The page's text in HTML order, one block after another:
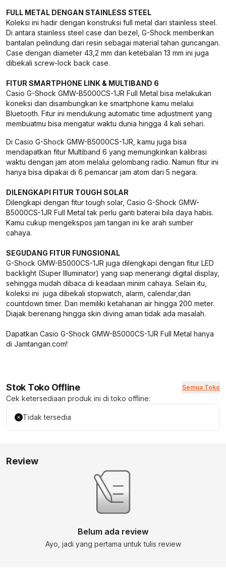
FULL METAL DENGAN STAINLESS STEEL
Koleksi ini hadir dengan konstruksi full metal dari stainless steel.
Di antara stainless steel case dan bezel, G-Shock memberikan
bantalan pelindung dari resin sebagai material tahan guncangan.
Case dengan diameter 43,2 mm dan ketebalan 13 mm ini juga
dibekali screw-lock back case.
FITUR SMARTPHONE LINK & MULTIBAND 6
Casio G-Shock GMW-B5000CS-1JR Full Metal bisa melakukan
koneksi dan disambungkan ke smartphone kamu melalui
Bluetooth. Fitur ini mendukung automatic time adjustment yang
membuatmu bisa mengatur waktu dunia hingga 4 kali sehari.
Di Casio G-Shock GMW-B5000CS-1JR, kamu juga bisa
mendapatkan fitur Multiband 6 yang memungkinkan kalibrasi
waktu dengan jam atom melalui gelombang radio. Namun fitur ini
hanya bisa dipakai di 6 pemancar jam atom dari 5 negara.
DILENGKAPI FITUR TOUGH SOLAR
Dilengkapi dengan fitur tough solar, Casio G-Shock GMW-
B5000CS-1JR Full Metal tak perlu ganti baterai bila daya habis.
Kamu cukup mengekspos jam tangan ini ke arah sumber
cahaya.
SEGUDANG FITUR FUNGSIONAL
G-Shock GMW-B5000CS-1JR juga dilengkapi dengan fitur LED
backlight (Super Illuminator) yang siap menerangi digital display,
sehingga mudah dibaca di keadaan minim cahaya. Selain itu,
koleksi ini juga dibekali stopwatch, alarm, calendar,dan
countdown timer. Dan memiliki ketahanan air hingga 200 meter.
Diajak berenang hingga skin diving aman tidak ada masalah.
Dapatkan Casio G-Shock GMW-B5000CS-1JR Full Metal hanya
di Jamtangan.com!
Stok Toko Offline Semua Toko
Cek ketersediaan produk ini di toko offline:
Tidak tersedia
Review
Belum ada review
Ayo, jadi yang pertama untuk tulis review